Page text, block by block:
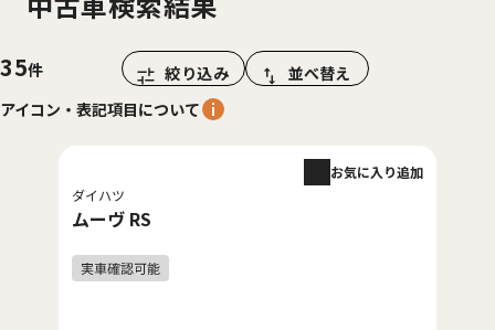
35 絞り込み
並べ替え
アイコン・表記項目について
ダイハツ
ムーヴ RS
お気に入り追加